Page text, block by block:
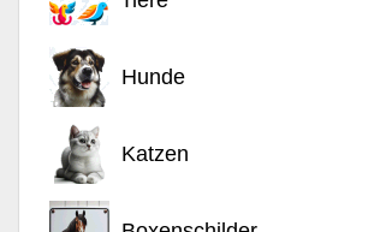
Hunde
Katzen